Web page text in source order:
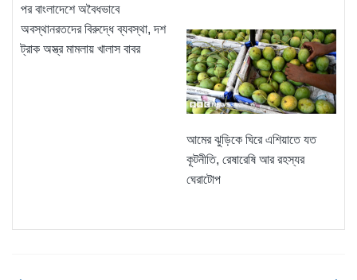
পর বাংলাদেশে অবৈধভাবে
অবস্থানরতদের বিরুদ্ধে ব্যবস্থা, দশ
ট্রাক অস্ত্র মামলায় খালাস বাবর
আমের ঝুড়িকে ঘিরে এশিয়াতে যত
কূটনীতি, রেষারেষি আর রহস্যর
ঘেরাটোপ